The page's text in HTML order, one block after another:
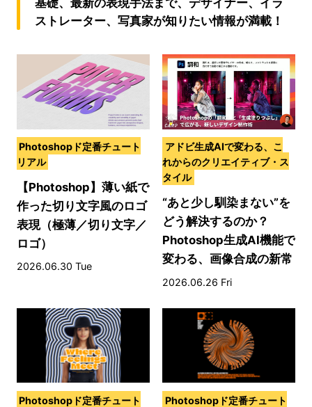
ストレーター、写真家が知りたい情報が満載！
Photoshopド定番チュート
リアル
【Photoshop】薄い紙で
作った切り文字風のロゴ
表現（極薄／切り文字／
ロゴ）
2026.06.30 Tue
アドビ生成AIで変わる、こ
れからのクリエイティブ・ス
タイル
“あと少し馴染まない”を
どう解決するのか？
Photoshop生成AI機能で
変わる、画像合成の新常
識
2026.06.26 Fri
Photoshopド定番チュート
Photoshopド定番チュート